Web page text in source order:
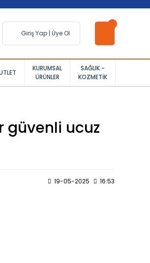
Giriş Yap | Üye Ol
KURUMSAL
ÜRÜNLER
SAĞLIK -
KOZMETIK
güvenli ucuz
19-05-2025 16:53